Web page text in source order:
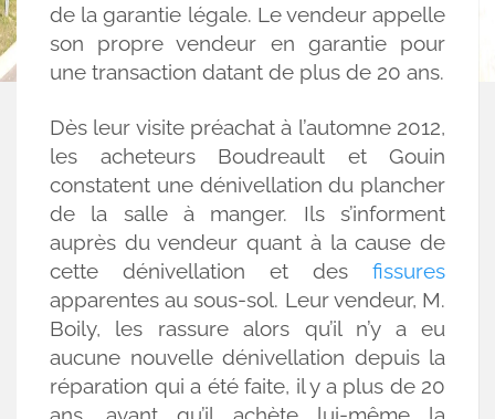
de la garantie légale. Le vendeur appelle
son propre vendeur en garantie pour
une transaction datant de plus de 20 ans.
Dès leur visite préachat à l’automne 2012,
les acheteurs Boudreault et Gouin
constatent une dénivellation du plancher
de la salle à manger. Ils s’informent
auprès du vendeur quant à la cause de
cette dénivellation et des fissures
apparentes au sous-sol. Leur vendeur, M.
Boily, les rassure alors qu’il n’y a eu
aucune nouvelle dénivellation depuis la
réparation qui a été faite, il y a plus de 20